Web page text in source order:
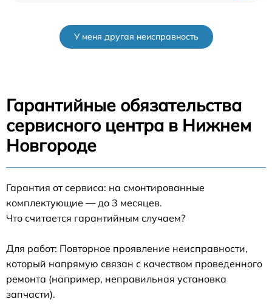
У меня другая неисправность
Гарантийные обязательства
сервисного центра в Нижнем
Новгороде
Гарантия от сервиса: на смонтированные
комплектующие — до 3 месяцев.
Что считается гарантийным случаем?
Для работ: Повторное проявление неисправности,
который напрямую связан с качеством проведенного
ремонта (например, неправильная установка
запчасти).